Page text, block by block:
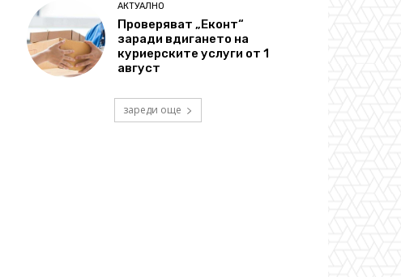
АКТУАЛНО
Проверяват „Еконт“
заради вдигането на
куриерските услуги от 1
август
зареди още